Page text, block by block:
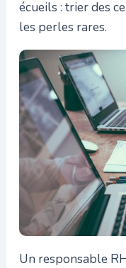
écueils : trier des
les perles rares.
Un responsable